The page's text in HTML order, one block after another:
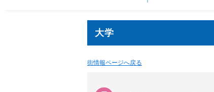
大学
街情報ページへ戻る